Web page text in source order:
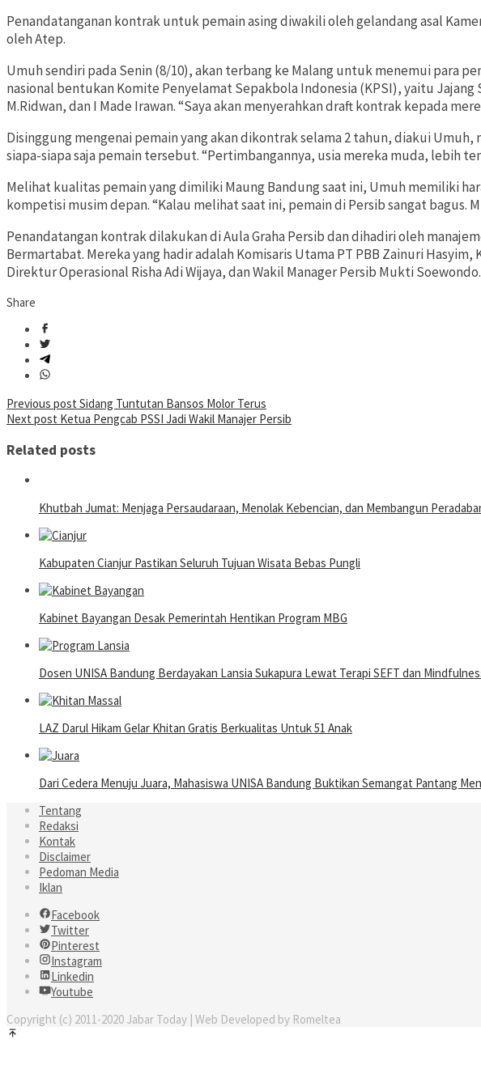
Penandatanganan kontrak untuk pemain asing diwakili oleh gelandang asal
oleh Atep.
Umuh sendiri pada Senin (8/10), akan terbang ke Malang untuk menemui para
nasional bentukan Komite Penyelamat Sepakbola Indonesia (KPSI), yaitu
M.Ridwan, dan I Made Irawan. “Saya akan menyerahkan draft kontrak kepada
Disinggung mengenai pemain yang akan dikontrak selama 2 tahun, diakui
siapa-siapa saja pemain tersebut. “Pertimbangannya, usia mereka muda, lebih
Melihat kualitas pemain yang dimiliki Maung Bandung saat ini, Umuh memiliki
kompetisi musim depan. “Kalau melihat saat ini, pemain di Persib sangat bagus.
Penandatangan kontrak dilakukan di Aula Graha Persib dan dihadiri oleh
Bermartabat. Mereka yang hadir adalah Komisaris Utama PT PBB Zainuri Hasyim,
Direktur Operasional Risha Adi Wijaya, dan Wakil Manager Persib Mukti Soewondo.
Share
Post
navigation
Previous post Sidang Tuntutan Bansos Molor Terus
Next post Ketua Pengcab PSSI Jadi Wakil Manajer Persib
Related posts
Khutbah Jumat: Menjaga Persaudaraan, Menolak Kebencian, dan Membangun
Kabupaten Cianjur Pastikan Seluruh Tujuan Wisata Bebas Pungli
Kabinet Bayangan Desak Pemerintah Hentikan Program MBG
Dosen UNISA Bandung Berdayakan Lansia Sukapura Lewat Terapi SEFT dan
LAZ Darul Hikam Gelar Khitan Gratis Berkualitas Untuk 51 Anak
Dari Cedera Menuju Juara, Mahasiswa UNISA Bandung Buktikan Semangat Pantang
Tentang
Redaksi
Kontak
Disclaimer
Pedoman Media
Iklan
Facebook
Twitter
Pinterest
Instagram
Linkedin
Youtube
Copyright (c) 2011-2020 Jabar Today | Web Developed by Romeltea